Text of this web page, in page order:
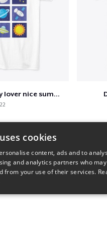
Space | Astronomy lover nice summer tee
cookies
content, ads and to
and analytics partners who
from your use of their services.